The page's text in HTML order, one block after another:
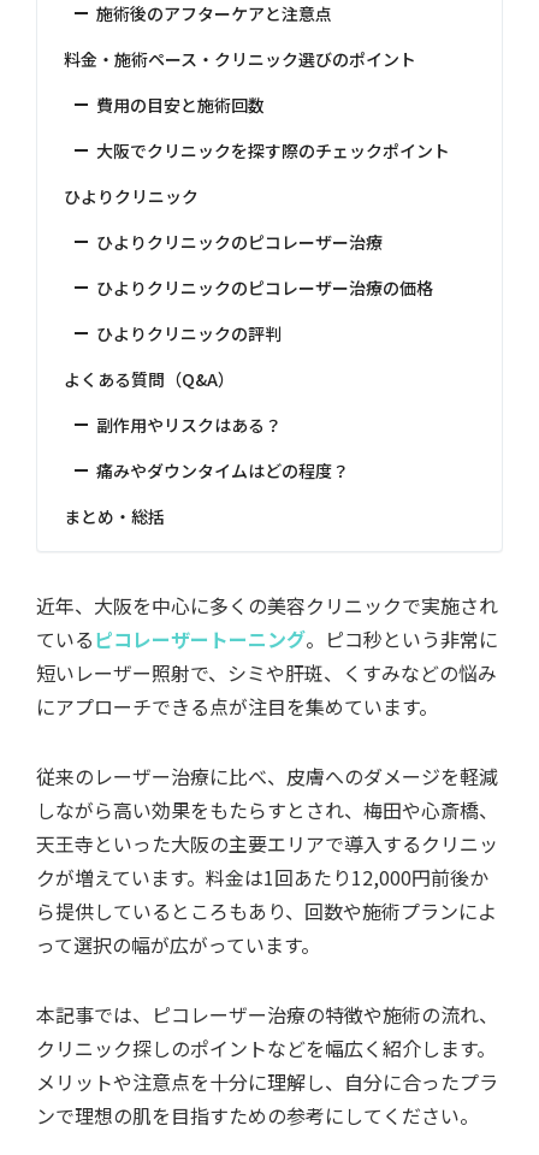
施術後のアフターケアと注意点
料金・施術ペース・クリニック選びのポイント
費用の目安と施術回数
大阪でクリニックを探す際のチェックポイント
ひよりクリニック
ひよりクリニックのピコレーザー治療
ひよりクリニックのピコレーザー治療の価格
ひよりクリニックの評判
よくある質問（Q&A）
副作用やリスクはある？
痛みやダウンタイムはどの程度？
まとめ・総括
近年、大阪を中心に多くの美容クリニックで実施され
ているピコレーザートーニング。ピコ秒という非常に
短いレーザー照射で、シミや肝斑、くすみなどの悩み
にアプローチできる点が注目を集めています。
従来のレーザー治療に比べ、皮膚へのダメージを軽減
しながら高い効果をもたらすとされ、梅田や心斎橋、
天王寺といった大阪の主要エリアで導入するクリニッ
クが増えています。料金は1回あたり12,000円前後か
ら提供しているところもあり、回数や施術プランによ
って選択の幅が広がっています。
本記事では、ピコレーザー治療の特徴や施術の流れ、
クリニック探しのポイントなどを幅広く紹介します。
メリットや注意点を十分に理解し、自分に合ったプラ
ンで理想の肌を目指すための参考にしてください。